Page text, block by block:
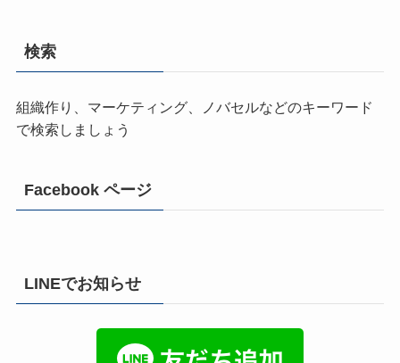
検索
組織作り、マーケティング、ノバセルなどのキーワード
で検索しましょう
Facebook ページ
LINEでお知らせ